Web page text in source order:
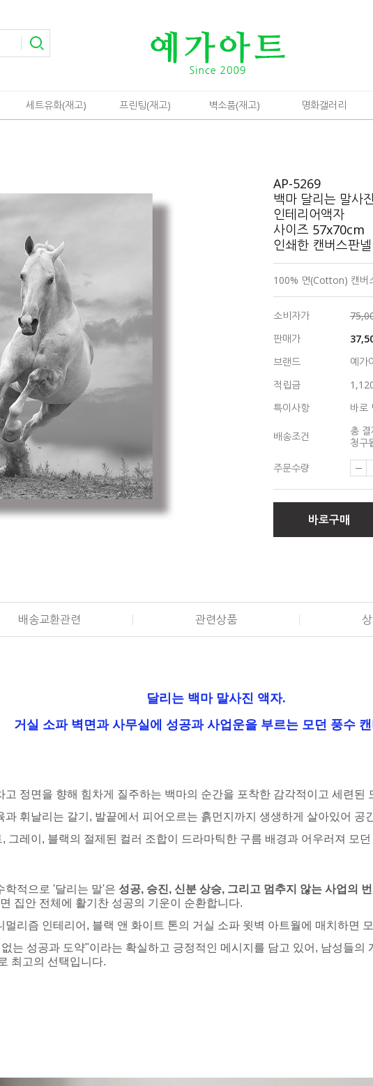
세트유화(재고) 프린팅(재고) 벽소품(재고) 명화갤러리
AP-5269
백마 달리는 말사
인테리어액자
사이즈 57x70cm
인쇄한 캔버스판
100% 면(Cotton) 캔버
소비자가
판매가
브랜드
예가
적립금
특이사항
바로
배송조건
총
청구
주문수량
바로구매
배송교환관련 관련상품
달리는 백마 말사진 액자.
거실 소파 벽면과 사무실에 성공과 사업운을 부르는 모던 풍수
고 정면을 향해 힘차게 질주하는 백마의 순간을 포착한 감각적이고 세련된
과 휘날리는 갈기, 발끝에서 피어오르는 흙먼지까지 생생하게 살아있어 공
, 그레이, 블랙의 절제된 컬러 조합이 드라마틱한 구름 배경과 어우러져 모
학적으로 '달리는 말'은 성공, 승진, 신분 상승, 그리고 멈추지 않는 사업의
집안 전체에 활기찬 성공의 기운이 순환합니다.
멀리즘 인테리어, 블랙 앤 화이트 톤의 거실 소파 윗벽 아트월에 매치하면
는 성공과 도약"이라는 확실하고 긍정적인 메시지를 담고 있어, 남성들의
최고의 선택입니다.